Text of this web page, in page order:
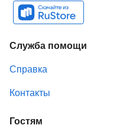
Служба помощи
Справка
Контакты
Гостям